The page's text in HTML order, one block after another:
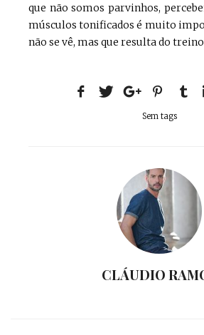
que não somos parvinhos,
músculos tonificados é muito
não se vê, mas que resulta do
Sem tags
CLÁUDIO